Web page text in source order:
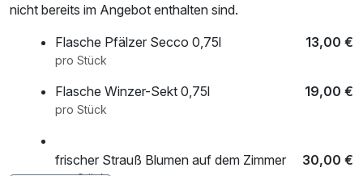
nicht bereits im Angebot enthalten sind.
Flasche Pfälzer Secco 0,75l
13,00 €
pro Stück
Flasche Winzer-Sekt 0,75l 19,00 €
pro Stück
frischer Strauß Blumen auf dem Zimmer 30,00 €